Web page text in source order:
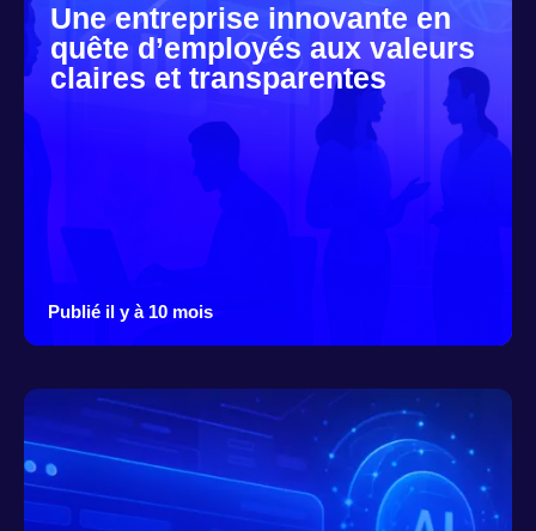
Une entreprise innovante en
quête d’employés aux valeurs
claires et transparentes
Publié il y à 10 mois